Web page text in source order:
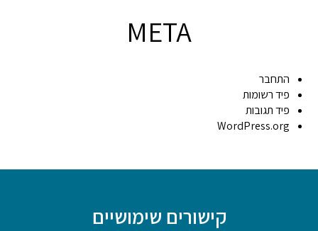
META
התחבר
פיד רשומות
פיד תגובות
WordPress.org
קישורים שימושיים